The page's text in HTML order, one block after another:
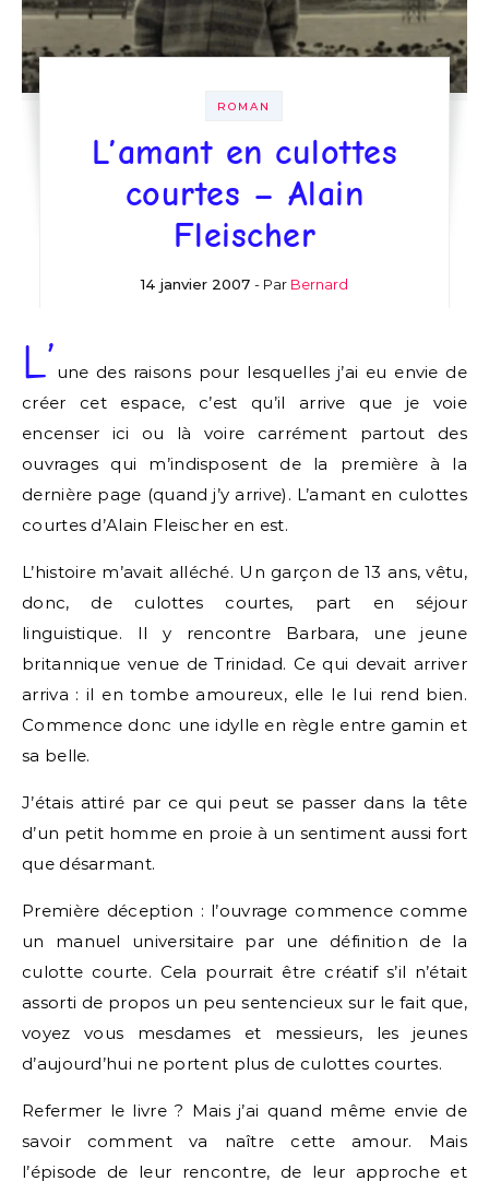
ROMAN
L’amant en culottes
courtes – Alain
Fleischer
14 janvier 2007 - Par Bernard
L’ une des raisons pour lesquelles j’ai eu envie de
créer cet espace, c’est qu’il arrive que je voie
encenser ici ou là voire carrément partout des
ouvrages qui m’indisposent de la première à la
dernière page (quand j’y arrive). L’amant en culottes
courtes d’Alain Fleischer en est.
L’histoire m’avait alléché. Un garçon de 13 ans, vêtu,
donc, de culottes courtes, part en séjour
linguistique. Il y rencontre Barbara, une jeune
britannique venue de Trinidad. Ce qui devait arriver
arriva : il en tombe amoureux, elle le lui rend bien.
Commence donc une idylle en règle entre gamin et
sa belle.
J’étais attiré par ce qui peut se passer dans la tête
d’un petit homme en proie à un sentiment aussi fort
que désarmant.
Première déception : l’ouvrage commence comme
un manuel universitaire par une définition de la
culotte courte. Cela pourrait être créatif s’il n’était
assorti de propos un peu sentencieux sur le fait que,
voyez vous mesdames et messieurs, les jeunes
d’aujourd’hui ne portent plus de culottes courtes.
Refermer le livre ? Mais j’ai quand même envie de
savoir comment va naître cette amour. Mais
l’épisode de leur rencontre, de leur approche et